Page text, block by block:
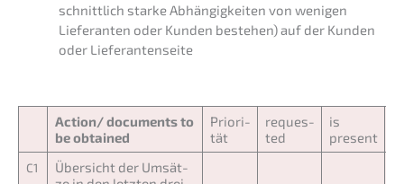
schnitt­lich starke Abhän­gig­kei­ten von wenigen
Liefe­ran­ten oder Kunden bestehen) auf der Kunden
oder Lieferantenseite
Action/ documents to
be obtained
Priori­
tät
reques­
ted
is
present
C1
Übersicht der Umsät­